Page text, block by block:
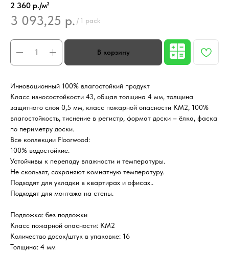
2 360 р./м²
3 093,25 р. / 1 pack
Инновационный 100% влагостойкий продукт
Класс износостойкости 43, общая толщина 4 мм, толщина
защитного слоя 0,5 мм, класс пожарной опасности КМ2, 100%
влагостойкость, тиснение в регистр, формат доски – ёлка, фаска
по периметру доски.
Все коллекции Floorwood:
100% водостойкие.
Устойчивы к перепаду влажности и температуры.
Не скользят, сохраняют комнатную температуру.
Подходят для укладки в квартирах и офисах..
Подходят для монтажа на стены.
Подложка: без подложки
Класс пожарной опасности: КМ2
Количество досок/штук в упаковке: 16
Толщина: 4 мм